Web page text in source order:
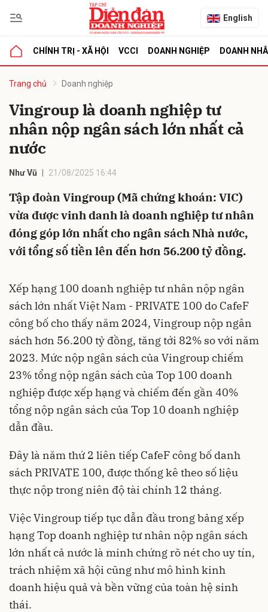
English
CHÍNH TRỊ - XÃ HỘI VCCI DOANH NGHIỆP DOANH
Trang chủ Doanh nghiệp
Vingroup là doanh nghiệp tư
nhân nộp ngân sách lớn nhất cả
nước
Như Vũ 21/08/2025 16:44
Tập đoàn Vingroup (Mã chứng khoán: VIC)
vừa được vinh danh là doanh nghiệp tư nhân
đóng góp lớn nhất cho ngân sách Nhà nước,
với tổng số tiền lên đến hơn 56.200 tỷ đồng.
Xếp hạng 100 doanh nghiệp tư nhân nộp ngân
sách lớn nhất Việt Nam - PRIVATE 100 do CafeF
công bố cho thấy năm 2024, Vingroup nộp ngân
sách hơn 56.200 tỷ đồng, tăng tới 82% so với năm
2023. Mức nộp ngân sách của Vingroup chiếm
23% tổng nộp ngân sách của Top 100 doanh
nghiệp được xếp hạng và chiếm đến gần 40%
tổng nộp ngân sách của Top 10 doanh nghiệp
dẫn đầu.
Đây là năm thứ 2 liên tiếp CafeF công bố danh
sách PRIVATE 100, được thống kê theo số liệu
thực nộp trong niên độ tài chính 12 tháng.
Việc Vingroup tiếp tục dẫn đầu trong bảng xếp
hạng Top doanh nghiệp tư nhân nộp ngân sách
lớn nhất cả nước là minh chứng rõ nét cho uy tín,
trách nhiệm xã hội cũng như mô hình kinh
doanh hiệu quả và bền vững của toàn hệ sinh
thái.
luận
Hủy